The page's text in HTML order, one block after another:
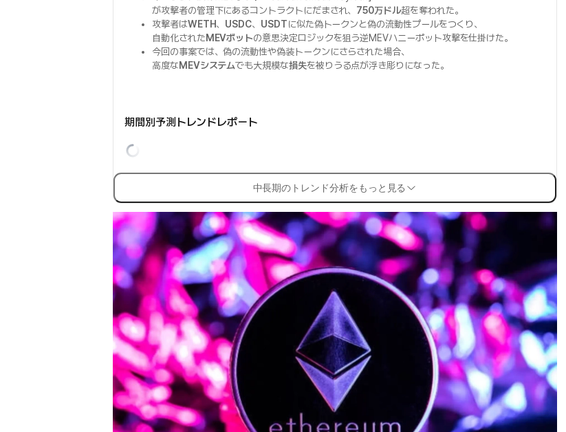
が攻撃者の管理下にあるコントラクトにだまされ、 750万ドル超を奪われた。
攻撃者はWETH、 USDC、 USDTに似た偽トークンと偽の流動性プールをつくり、
自動化されたMEVボットの意思決定ロジックを狙う逆MEVハニーポット攻撃を仕掛けた。
今回の事案では、偽の流動性や偽装トークンにさらされた場合、
高度なMEVシステムでも大規模な損失を被りうる点が浮き彫りになった。
期間別予測トレンドレポート
中長期のトレンド分析をもっと見る